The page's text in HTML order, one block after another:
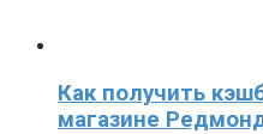
Как получить
магазине